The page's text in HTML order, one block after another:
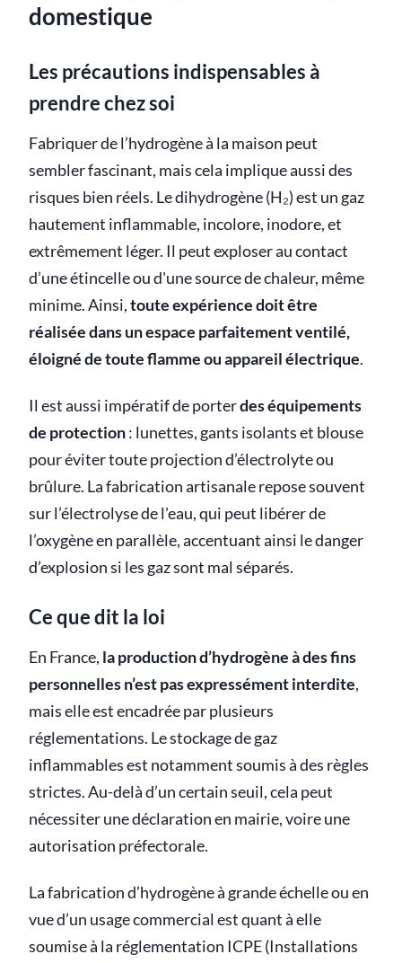
domestique
Les précautions indispensables à
prendre chez soi
Fabriquer de l’hydrogène à la maison peut
sembler fascinant, mais cela implique aussi des
risques bien réels. Le dihydrogène (H₂) est un gaz
hautement inflammable, incolore, inodore, et
extrêmement léger. Il peut exploser au contact
d’une étincelle ou d'une source de chaleur, même
minime. Ainsi,toute expérience doit être
réalisée dans un espace parfaitement ventilé,
éloigné de toute flamme ou appareil électrique.
Il est aussi impératif de porterdes équipements
de protection: lunettes, gants isolants et blouse
pour éviter toute projection d’électrolyte ou
brûlure. La fabrication artisanale repose souvent
sur l’électrolyse de l'eau, qui peut libérer de
l’oxygène en parallèle, accentuant ainsi le danger
d’explosion si les gaz sont mal séparés.
Ce que dit la loi
En France, la production d’hydrogène à des fins
personnelles n’est pas expressément interdite,
mais elle est encadrée par plusieurs
réglementations. Le stockage de gaz
inflammables est notamment soumis à des règles
strictes. Au-delà d’un certain seuil, cela peut
nécessiter une déclaration en mairie, voire une
autorisation préfectorale.
La fabrication d’hydrogène à grande échelle ou en
vue d’un usage commercial est quant à elle
soumise à la réglementation ICPE (Installations